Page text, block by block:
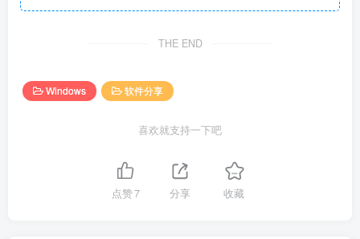
THE END
Windows 软件分享
喜欢就支持一下吧
点赞7 分享 收藏